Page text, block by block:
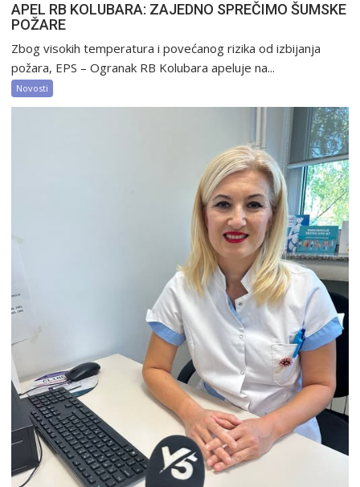
APEL RB KOLUBARA: ZAJEDNO SPREČIMO ŠUMSKE
POŽARE
Zbog visokih temperatura i povećanog rizika od izbijanja
požara, EPS – Ogranak RB Kolubara apeluje na...
Novosti